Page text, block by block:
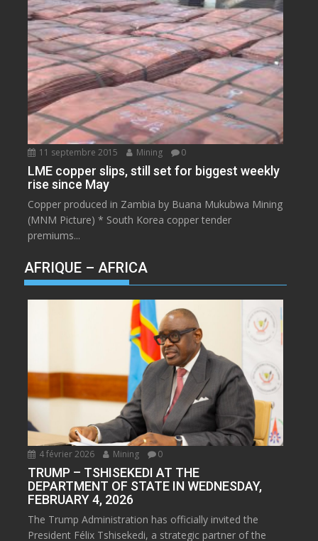
11 septembre 2015 Mining 0
LME copper slips, still set for biggest weekly
rise since May
Copper produced in Zambia by Buana Mukubwa Mining
(MNM Picture) * South Korea copper tender
premiums...
AFRIQUE – AFRICA
4 février 2026 Mining 0
TRUMP – TSHISEKEDI AT THE
DEPARTMENT OF STATE IN WEDNESDAY,
FEBRUARY 4, 2026
The Trump Administration has officially invited the
President Félix Tshisekedi, a strategic partner of the